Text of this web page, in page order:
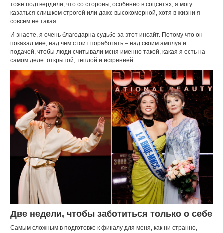
тоже подтвердили, что со стороны, особенно в соцсетях, я могу
казаться слишком строгой или даже высокомерной, хотя в жизни я
совсем не такая.
И знаете, я очень благодарна судьбе за этот инсайт. Потому что он
показал мне, над чем стоит поработать – над своим амплуа и
подачей, чтобы люди считывали меня именно такой, какая я есть на
самом деле: открытой, теплой и искренней.
Две недели, чтобы заботиться только о себе
Самым сложным в подготовке к финалу для меня, как ни странно,